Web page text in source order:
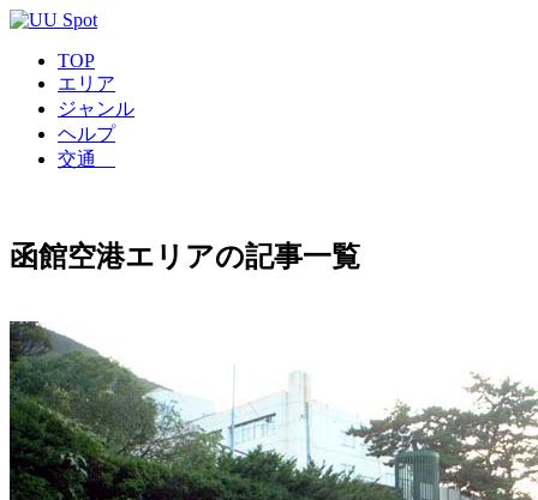
TOP
エリア
ジャンル
ヘルプ
交通
函館空港エリアの記事一覧